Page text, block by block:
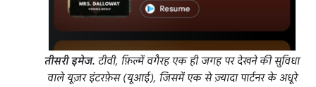
तीसरी इमेज. टीवी, फ़िल्में वगैरह एक ही जगह पर देखने की सुविधा
वाले यूज़र इंटरफ़ेस (यूआई), जिसमें एक से ज़्यादा पार्टनर के अधूरे